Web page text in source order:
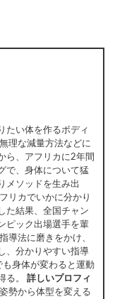
たい体を作るボディ
理な減量方法などに
ら、アフリカに2年間
で、身体について猛
メソッドを生み出
リカでいかに分かり
た結果、全国チャン
ピック出場選手を輩
導法に磨きをかけ、
、分かりやすい指導
身体が変わると運動
る。 詳しいプロフィ
勢から体型を変える